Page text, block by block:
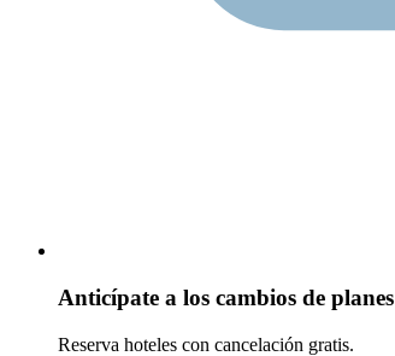
Anticípate a los cambios de planes
Reserva hoteles con cancelación gratis.